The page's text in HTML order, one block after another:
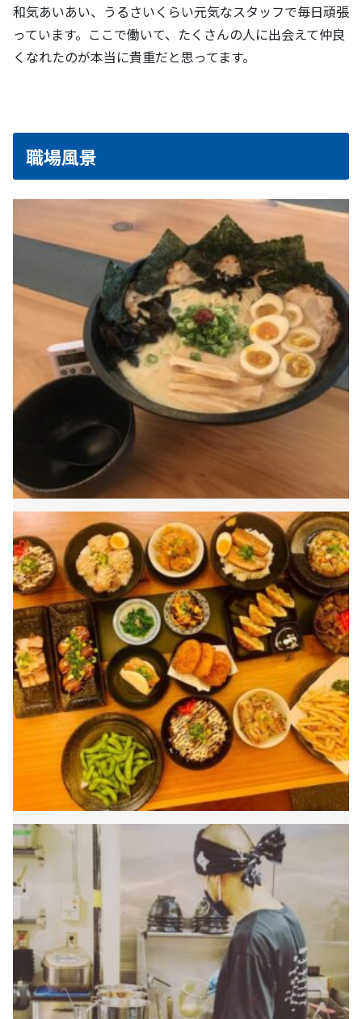
和気あいあい、うるさいくらい元気なスタッフで毎日頑張
っています。ここで働いて、たくさんの人に出会えて仲良
くなれたのが本当に貴重だと思ってます。
職場風景